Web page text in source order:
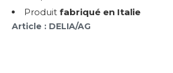
Produit fabriqué en Italie
Article : DELIA/AG